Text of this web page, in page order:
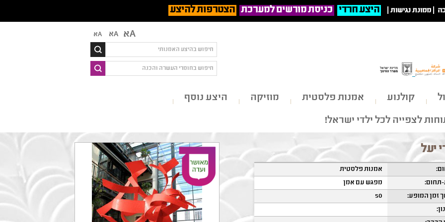
ממונת נגישות היצע חרדי כניסת מורשים למערכת הצטרפות להיצע
Aא Aא Aא
קולנוע אמנות פלסטית מוזיקה
היצע נוסף
לצפייה לכל ילדי ישראל!
יעל
אמנות פלסטית
תחום:
מפגש עם אמן
זמן המופע:
50